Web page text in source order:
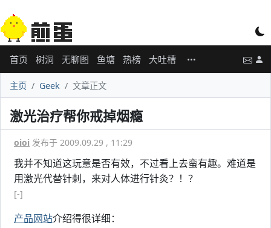
首页 树洞 无聊图 鱼塘 热榜 大吐槽
主页 Geek 文章正文
激光治疗帮你戒掉烟瘾
oioi 发布于 2009.09.29 , 11:29
我并不知道这玩意是否有效，不过看上去蛮有趣。难道是
用激光代替针刺，来对人体进行针灸？！？
[-]
产品网站介绍得很详细：